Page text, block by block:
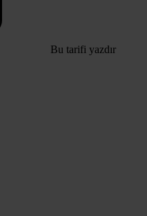
Bu tarifi yazdır